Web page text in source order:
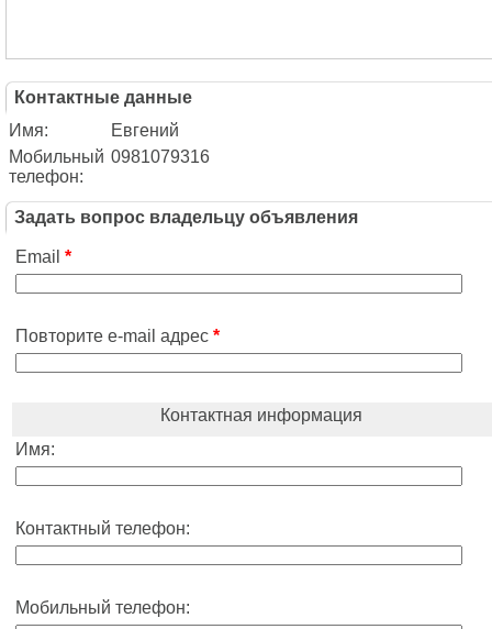
Контактные данные
Имя:
Евгений
Мобильный
телефон:
0981079316
Задать вопрос владельцу объявления
Email *
Повторите e-mail адрес *
Контактная информация
Имя:
Контактный телефон:
Мобильный телефон: